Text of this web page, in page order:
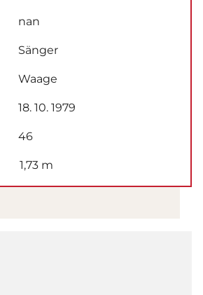
nan
Sänger
Waage
18. 10. 1979
46
1,73 m